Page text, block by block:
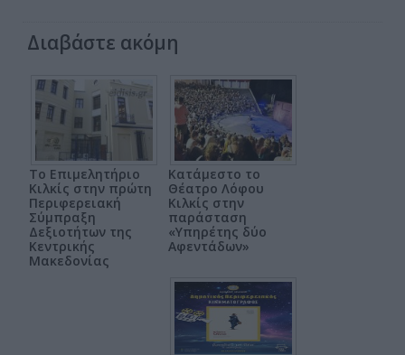
Διαβάστε ακόμη
Το Επιμελητήριο
Κιλκίς στην πρώτη
Περιφερειακή
Σύμπραξη
Δεξιοτήτων της
Κεντρικής
Μακεδονίας
Κατάμεστο το
Θέατρο Λόφου
Κιλκίς στην
παράσταση
«Υπηρέτης δύο
Αφεντάδων»